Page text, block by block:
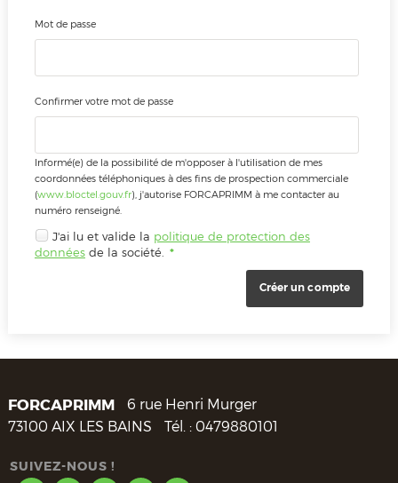
Mot de passe
Confirmer votre mot de passe
Informé(e) de la possibilité de m'opposer à l'utilisation de mes
coordonnées téléphoniques à des fins de prospection commerciale
(www.bloctel.gouv.fr), j'autorise FORCAPRIMM à me contacter au
numéro renseigné.
J'ai lu et valide la politique de protection des
données de la société. *
FORCAPRIMM
6 rue Henri Murger
73100 AIX LES BAINS Tél. : 0479880101
SUIVEZ-NOUS !